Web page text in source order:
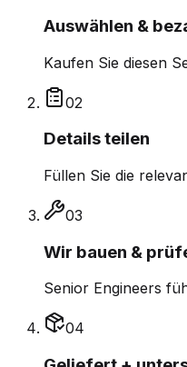
Auswählen &
Kaufen Sie diesen
02
Details teilen
Füllen Sie die
03
Wir bauen &
Senior Engineers
04